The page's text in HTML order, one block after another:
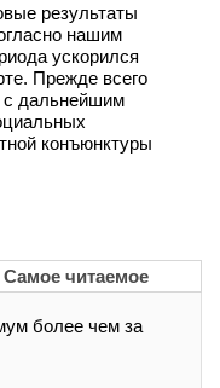
результаты
нашим
ускорился
Прежде всего
с дальнейшим
конъюнктуры
Самое читаемое
более чем за